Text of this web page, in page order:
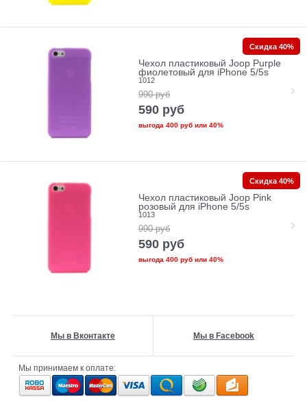
Чехол пластиковый Joop Purple
фиолетовый для iPhone 5/5s
1012
990 руб
590 руб
выгода 400 рубили 40%
Скидка 40%
Чехол пластиковый Joop Pink
розовый для iPhone 5/5s
1013
990 руб
590 руб
выгода 400 рубили 40%
Скидка 40%
Мы в Вконтакте Мы в Facebook
Мы принимаем к оплате: